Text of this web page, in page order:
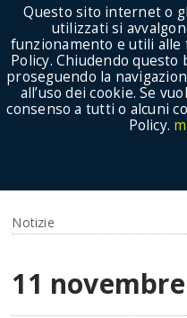
AGROALIMENTARE E
Notizie
11 novembre
Questo sito internet o
utilizzati si
funzionamento e utili
Policy. Chiudendo
proseguendo la
all’uso dei cookie. Se
consenso a tutti o alcuni
Policy.